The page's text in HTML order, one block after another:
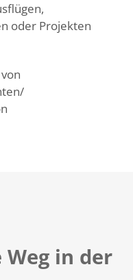
oder Projekten
Weg in der